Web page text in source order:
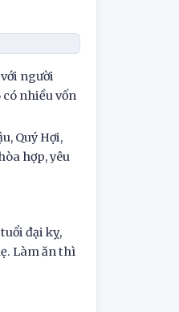
người
nhiều vốn
Quý Hợi,
hợp, yêu
đại kỵ,
Làm ăn thì